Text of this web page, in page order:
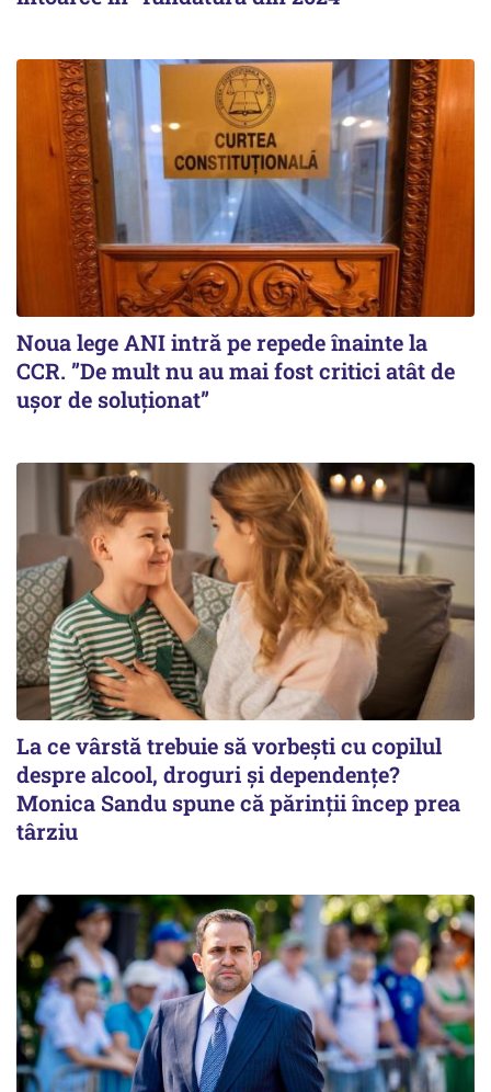
Noua lege ANI intră pe repede înainte la
CCR. ”De mult nu au mai fost critici atât de
ușor de soluționat”
La ce vârstă trebuie să vorbești cu copilul
despre alcool, droguri și dependențe?
Monica Sandu spune că părinții încep prea
târziu